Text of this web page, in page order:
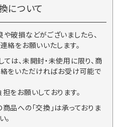
について
破損などがございましたら、
絡をお願いいたします。
は、未開封・未使用に限り、商
をいただければお受け可能で
をお願いしております。
品への「交換」は承っておりま
。